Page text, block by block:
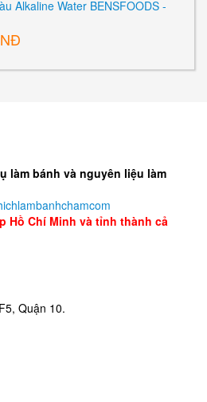
Alkaline Water BENSFOODS -
làm bánh và nguyên liệu làm
Hồ Chí Minh và tỉnh thành cả
Quận 10.